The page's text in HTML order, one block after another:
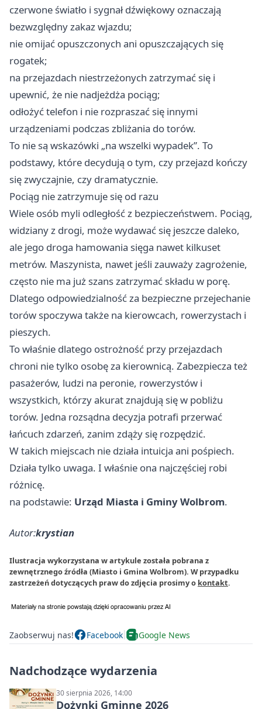
czerwone światło i sygnał dźwiękowy oznaczają
bezwzględny zakaz wjazdu;
nie omijać opuszczonych ani opuszczających się
rogatek;
na przejazdach niestrzeżonych zatrzymać się i
upewnić, że nie nadjeżdża pociąg;
odłożyć telefon i nie rozpraszać się innymi
urządzeniami podczas zbliżania do torów.
To nie są wskazówki „na wszelki wypadek”. To
podstawy, które decydują o tym, czy przejazd kończy
się zwyczajnie, czy dramatycznie.
Pociąg nie zatrzymuje się od razu
Wiele osób myli odległość z bezpieczeństwem. Pociąg,
widziany z drogi, może wydawać się jeszcze daleko,
ale jego droga hamowania sięga nawet kilkuset
metrów. Maszynista, nawet jeśli zauważy zagrożenie,
często nie ma już szans zatrzymać składu w porę.
Dlatego odpowiedzialność za bezpieczne przejechanie
torów spoczywa także na kierowcach, rowerzystach i
pieszych.
To właśnie dlatego ostrożność przy przejazdach
chroni nie tylko osobę za kierownicą. Zabezpiecza też
pasażerów, ludzi na peronie, rowerzystów i
wszystkich, którzy akurat znajdują się w pobliżu
torów. Jedna rozsądna decyzja potrafi przerwać
łańcuch zdarzeń, zanim zdąży się rozpędzić.
W takich miejscach nie działa intuicja ani pośpiech.
Działa tylko uwaga. I właśnie ona najczęściej robi
różnicę.
na podstawie: Urząd Miasta i Gminy Wolbrom.
Autor:krystian
Ilustracja wykorzystana w artykule została pobrana z
zewnętrznego źródła (Miasto i Gmina Wolbrom). W przypadku
zastrzeżeń dotyczących praw do zdjęcia prosimy o kontakt.
Zaobserwuj nas! Facebook Google News
Nadchodzące wydarzenia
30 sierpnia 2026, 14:00
Dożynki Gminne 2026